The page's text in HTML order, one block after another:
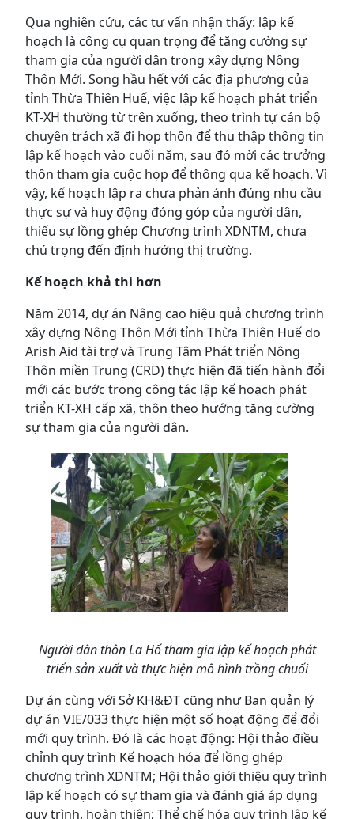
Qua nghiên cứu, các tư vấn nhận thấy: lập kế
hoạch là công cụ quan trọng để tăng cường sự
tham gia của người dân trong xây dựng Nông
Thôn Mới. Song hầu hết với các địa phương của
tỉnh Thừa Thiên Huế, việc lập kế hoạch phát triển
KT-XH thường từ trên xuống, theo trình tự cán bộ
chuyên trách xã đi họp thôn để thu thập thông tin
lập kế hoạch vào cuối năm, sau đó mời các trưởng
thôn tham gia cuộc họp để thông qua kế hoạch. Vì
vậy, kế hoạch lập ra chưa phản ánh đúng nhu cầu
thực sự và huy động đóng góp của người dân,
thiếu sự lồng ghép Chương trình XDNTM, chưa
chú trọng đến định hướng thị trường.
Kế hoạch khả thi hơn
Năm 2014, dự án Nâng cao hiệu quả chương trình
xây dựng Nông Thôn Mới tỉnh Thừa Thiên Huế do
Arish Aid tài trợ và Trung Tâm Phát triển Nông
Thôn miền Trung (CRD) thực hiện đã tiến hành đổi
mới các bước trong công tác lập kế hoạch phát
triển KT-XH cấp xã, thôn theo hướng tăng cường
sự tham gia của người dân.
Người dân thôn La Hố tham gia lập kế hoạch phát
triển sản xuất và thực hiện mô hình trồng chuối
Dự án cùng với Sở KH&ĐT cũng như Ban quản lý
dự án VIE/033 thực hiện một số hoạt động để đổi
mới quy trình. Đó là các hoạt động: Hội thảo điều
chỉnh quy trình Kế hoạch hóa để lồng ghép
chương trình XDNTM; Hội thảo giới thiệu quy trình
lập kế hoạch có sự tham gia và đánh giá áp dụng
quy trình, hoàn thiện; Thể chế hóa quy trình lập kế